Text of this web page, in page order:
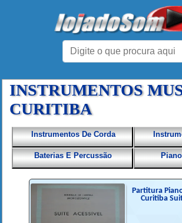
INSTRUMENTOS
CURITIBA
Instrumentos De Corda
Baterias E Percussão
Partitura
Curitiba